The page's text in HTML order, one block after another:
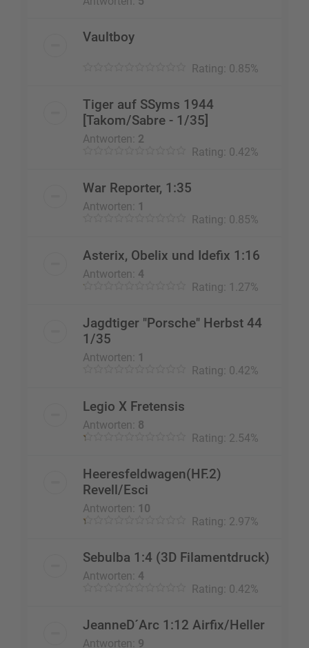
Vaultboy
Rating: 0.85%
Tiger auf SSyms 1944
[Takom/Sabre - 1/35]
Antworten: 2
Rating: 0.42%
War Reporter, 1:35
Antworten:
1
Rating: 0.85%
Asterix, Obelix und Idefix 1:16
Antworten: 4
Rating: 1.27%
Jagdtiger "Porsche" Herbst 44
1/35
Antworten:
1
Rating: 0.42%
Legio X Fretensis
Antworten: 8
Rating: 2.54%
Heeresfeldwagen(HF.2)
Revell/Esci
Antworten:
10
Rating: 2.97%
Sebulba 1:4 (3D Filamentdruck)
Antworten: 4
Rating: 0.42%
JeanneD´Arc 1:12 Airfix/Heller
Antworten: 9